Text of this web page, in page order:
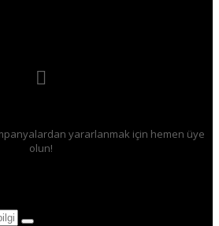
yararlanmak için hemen üye
olun!